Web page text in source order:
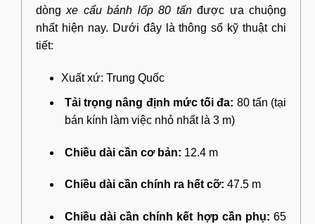
dòngxe cẩu bánh lốp 80 tấnđược ưa chuộng
nhất hiện nay. Dưới đây là thông số kỹ thuật chi
tiết:
Xuất xứ: Trung Quốc
Tải trọng nâng định mức tối đa: 80 tấn (tại
bán kính làm việc nhỏ nhất là 3 m)
Chiều dài cần cơ bản: 12.4 m
Chiều dài cần chính ra hết cỡ: 47.5 m
Chiều dài cần chính kết hợp cần phụ: 65